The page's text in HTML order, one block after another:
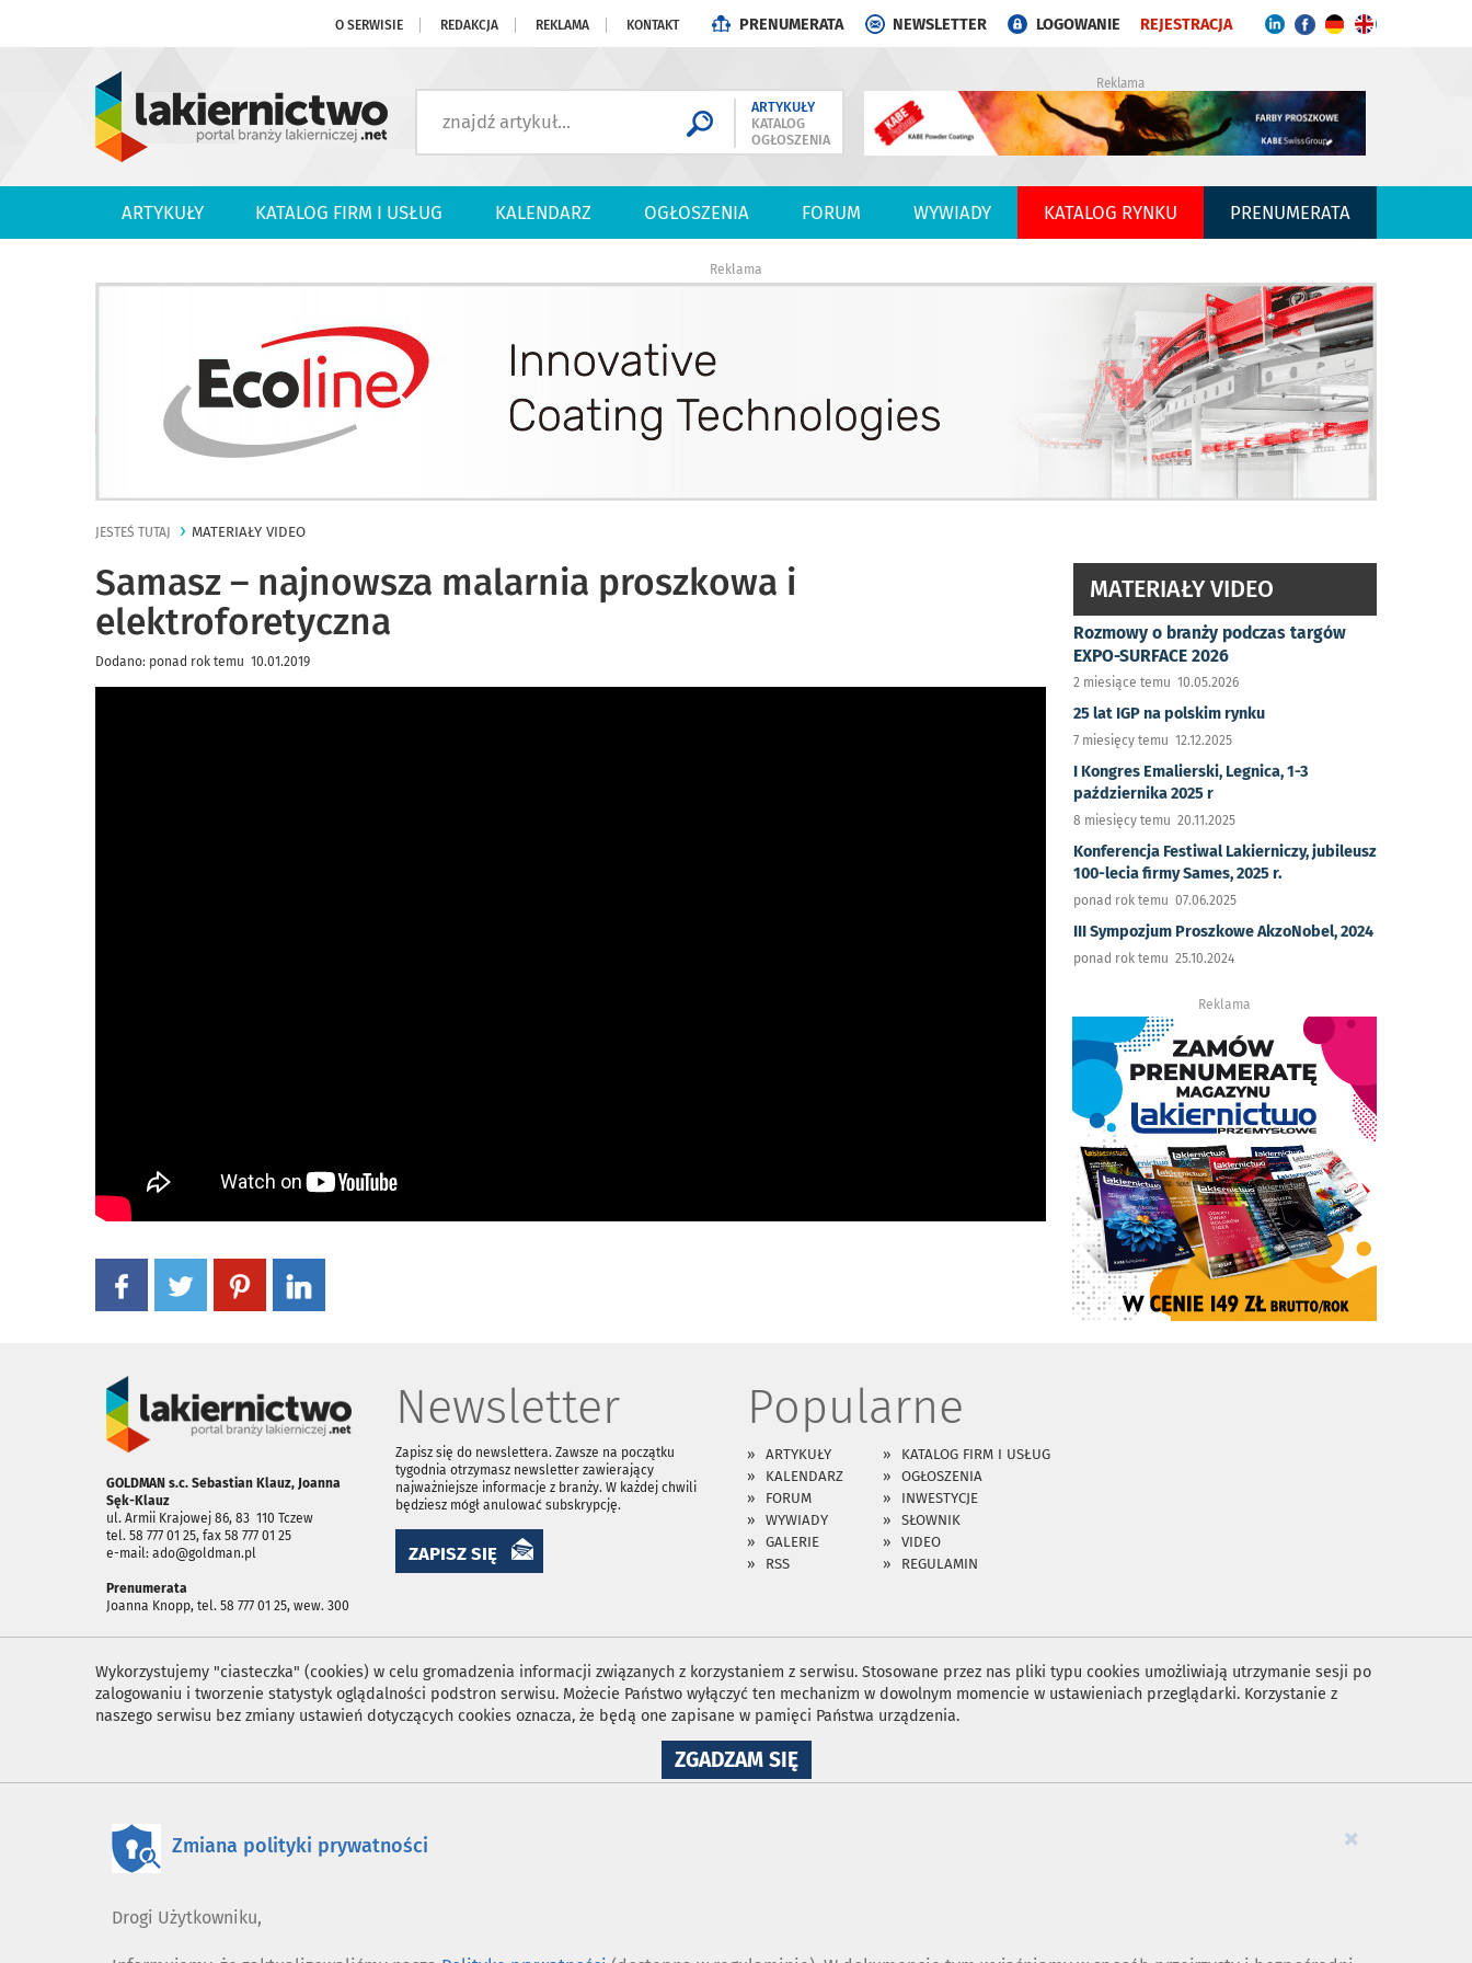
O SERWISIE REDAKCJA REKLAMA KONTAKT PRENUMERATA NEWSLETTER LOGOWANIE REJESTRACJA
ARTYKUŁY
KATALOG
OGŁOSZENIA
Reklama
ARTYKUŁY KATALOG FIRM I USŁUG KALENDARZ OGŁOSZENIA FORUM WYWIADY KATALOG RYNKU PRENUMERATA
Reklama
JESTEŚ TUTAJ MATERIAŁY VIDEO
Samasz – najnowsza malarnia proszkowa i
elektroforetyczna
Dodano: ponad rok temu 10.01.2019
MATERIAŁY VIDEO
Rozmowy o branży podczas targów
EXPO-SURFACE 2026
2 miesiące temu 10.05.2026
25 lat IGP na polskim rynku
7 miesięcy temu 12.12.2025
I Kongres Emalierski, Legnica, 1-3
października 2025 r
8 miesięcy temu 20.11.2025
Konferencja Festiwal Lakierniczy, jubileusz
100-lecia firmy Sames, 2025 r.
ponad rok temu 07.06.2025
III Sympozjum Proszkowe AkzoNobel, 2024
ponad rok temu 25.10.2024
Reklama
GOLDMAN s.c. Sebastian Klauz, Joanna
Sęk-Klauz
ul. Armii Krajowej 86, 83 ­ 110 Tczew
tel. 58 777 01 25, fax 58 777 01 25
e-mail: ado@goldman.pl
Prenumerata
Joanna Knopp, tel. 58 777 01 25, wew. 300
Newsletter
Zapisz się do newslettera. Zawsze na początku
tygodnia otrzymasz newsletter zawierający
najważniejsze informacje z branży. W każdej chwili
będziesz mógł anulować subskrypcję.
ZAPISZ SIĘ
Popularne
ARTYKUŁY
KATALOG FIRM I USŁUG
KALENDARZ
OGŁOSZENIA
FORUM
INWESTYCJE
WYWIADY
SŁOWNIK
GALERIE
VIDEO
RSS
REGULAMIN
Wykorzystujemy "ciasteczka" (cookies) w celu gromadzenia informacji związanych z korzystaniem z serwisu. Stosowane przez nas pliki typu cookies umożliwiają utrzymanie sesji po
zalogowaniu i tworzenie statystyk oglądalności podstron serwisu. Możecie Państwo wyłączyć ten mechanizm w dowolnym momencie w ustawieniach przeglądarki. Korzystanie z
naszego serwisu bez zmiany ustawień dotyczących cookies oznacza, że będą one zapisane w pamięci Państwa urządzenia.
ZGADZAM SIĘNA
WYKORZYSTANIE
×
Zmiana polityki prywatności
Drogi Użytkowniku,